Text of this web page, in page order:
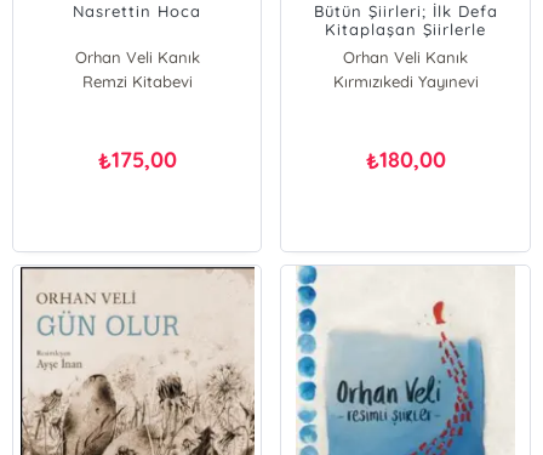
Nasrettin Hoca
Orhan Veli Kanık
Remzi Kitabevi
₺175,00
Bütün Şiirleri; İlk Defa
Kitaplaşan Şiirlerle
Orhan Veli Kanık
Kırmızıkedi Yayınevi
₺180,00